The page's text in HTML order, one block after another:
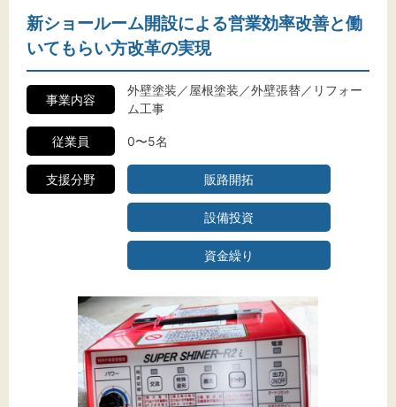
新ショールーム開設による営業効率改善と働
いてもらい方改革の実現
事業内容
外壁塗装／屋根塗装／外壁張替／リフォー
ム工事
従業員 0〜5名
支援分野 販路開拓
設備投資
資金繰り